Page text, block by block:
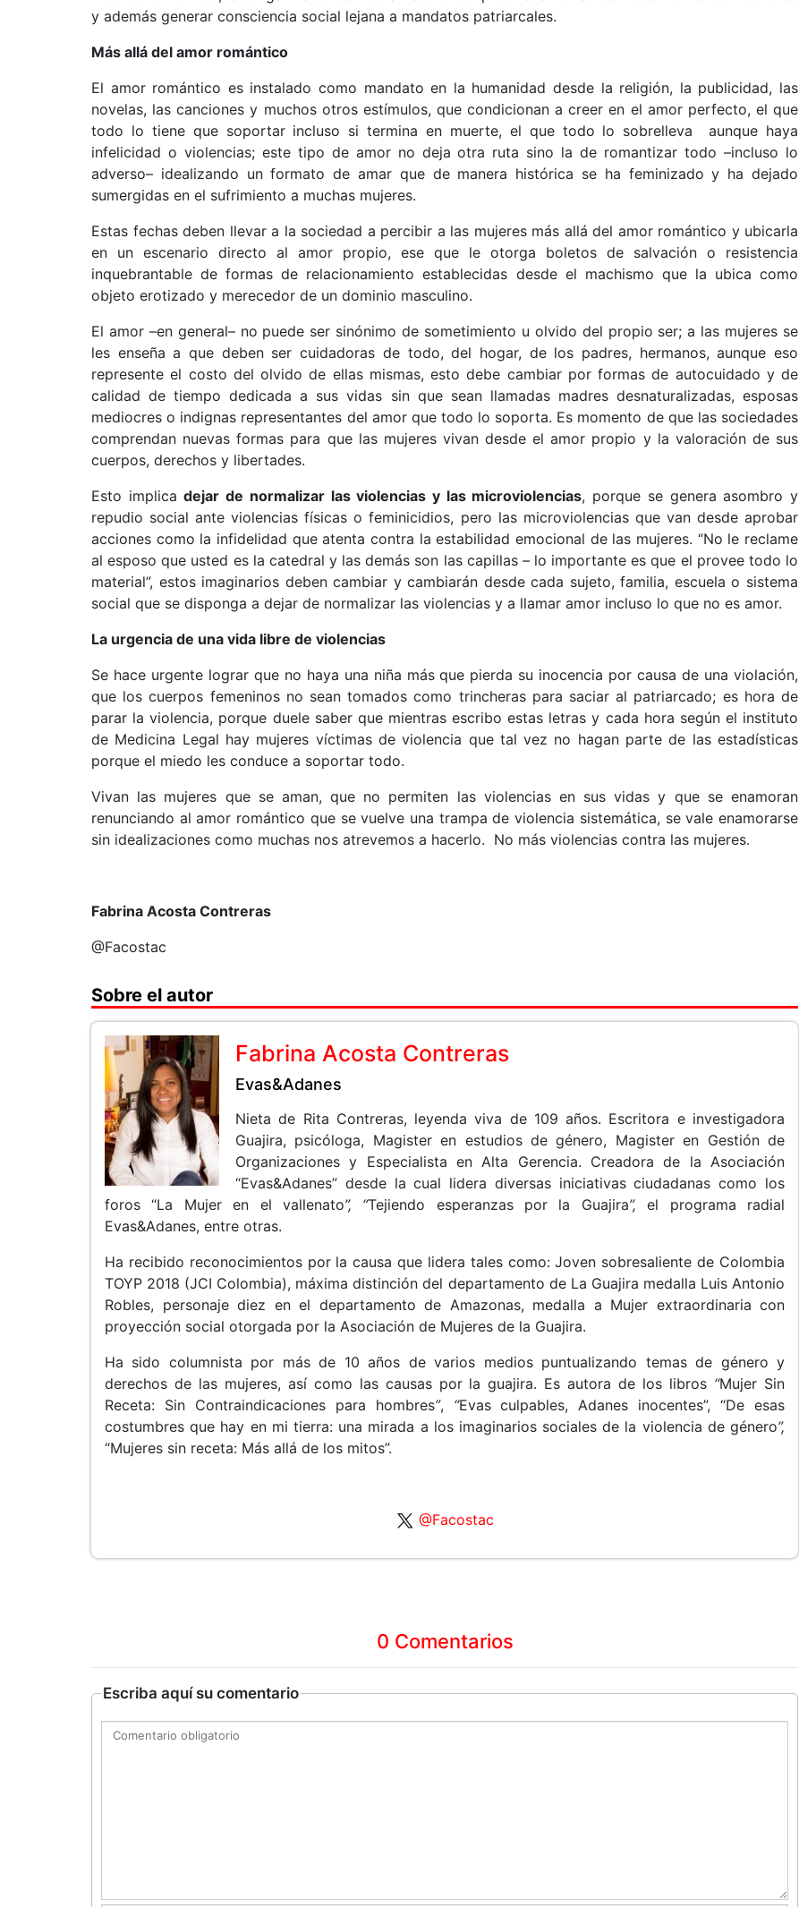
y además generar consciencia social lejana a mandatos patriarcales.
Más allá del amor romántico
El amor romántico es instalado como mandato en la humanidad desde la religión, la publicidad, las
novelas, las canciones y muchos otros estímulos, que condicionan a creer en el amor perfecto, el que
todo lo tiene que soportar incluso si termina en muerte, el que todo lo sobrelleva aunque haya
infelicidad o violencias; este tipo de amor no deja otra ruta sino la de romantizar todo –incluso lo
adverso– idealizando un formato de amar que de manera histórica se ha feminizado y ha dejado
sumergidas en el sufrimiento a muchas mujeres.
Estas fechas deben llevar a la sociedad a percibir a las mujeres más allá del amor romántico y ubicarla
en un escenario directo al amor propio, ese que le otorga boletos de salvación o resistencia
inquebrantable de formas de relacionamiento establecidas desde el machismo que la ubica como
objeto erotizado y merecedor de un dominio masculino.
El amor –en general– no puede ser sinónimo de sometimiento u olvido del propio ser; a las mujeres se
les enseña a que deben ser cuidadoras de todo, del hogar, de los padres, hermanos, aunque eso
represente el costo del olvido de ellas mismas, esto debe cambiar por formas de autocuidado y de
calidad de tiempo dedicada a sus vidas sin que sean llamadas madres desnaturalizadas, esposas
mediocres o indignas representantes del amor que todo lo soporta. Es momento de que las sociedades
comprendan nuevas formas para que las mujeres vivan desde el amor propio y la valoración de sus
cuerpos, derechos y libertades.
Esto implicadejar de normalizar las violencias y las microviolencias, porque se genera asombro y
repudio social ante violencias físicas o feminicidios, pero las microviolencias que van desde aprobar
acciones como la infidelidad que atenta contra la estabilidad emocional de las mujeres. “No le reclame
al esposo que usted es la catedral y las demás son las capillas – lo importante es que el provee todo lo
material”, estos imaginarios deben cambiar y cambiarán desde cada sujeto, familia, escuela o sistema
social que se disponga a dejar de normalizar las violencias y a llamar amor incluso lo que no es amor.
La urgencia de una vida libre de violencias
Se hace urgente lograr que no haya una niña más que pierda su inocencia por causa de una violación,
que los cuerpos femeninos no sean tomados como trincheras para saciar al patriarcado; es hora de
parar la violencia, porque duele saber que mientras escribo estas letras y cada hora según el instituto
de Medicina Legal hay mujeres víctimas de violencia que tal vez no hagan parte de las estadísticas
porque el miedo les conduce a soportar todo.
Vivan las mujeres que se aman, que no permiten las violencias en sus vidas y que se enamoran
renunciando al amor romántico que se vuelve una trampa de violencia sistemática, se vale enamorarse
sin idealizaciones como muchas nos atrevemos a hacerlo. No más violencias contra las mujeres.
Fabrina Acosta Contreras
@Facostac
Sobre el autor
Fabrina Acosta Contreras
Evas&Adanes
Nieta de Rita Contreras, leyenda viva de 109 años. Escritora e investigadora
Guajira, psicóloga, Magister en estudios de género, Magister en Gestión de
Organizaciones y Especialista en Alta Gerencia. Creadora de la Asociación
“Evas&Adanes” desde la cual lidera diversas iniciativas ciudadanas como los
foros “La Mujer en el vallenato”, “Tejiendo esperanzas por la Guajira”,el programa radial
Evas&Adanes, entre otras.
Ha recibido reconocimientos por la causa que lidera tales como: Joven sobresaliente de Colombia
TOYP 2018 (JCI Colombia), máxima distinción del departamento de La Guajira medalla Luis Antonio
Robles, personaje diez en el departamento de Amazonas, medalla a Mujer extraordinaria con
proyección social otorgada por la Asociación de Mujeres de la Guajira.
Ha sido columnista por más de 10 años de varios medios puntualizando temas de género y
derechos de las mujeres, así como las causas por la guajira. Es autora de los libros “Mujer Sin
Receta: Sin Contraindicaciones para hombres”, “Evas culpables, Adanes inocentes”, “De esas
costumbres que hay en mi tierra: una mirada a los imaginarios sociales de la violencia de género”,
“Mujeres sin receta: Más allá de los mitos”.
@Facostac
0 Comentarios
Escriba aquí su comentario